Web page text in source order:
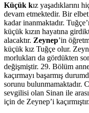
Küçük kız yaşadıklarını
devam etmektedir. Bir elbet
kadar inanmaktadır.
küçük kızın hayatına
alacaktır. Zeynep’in
küçük kız Tuğçe olur.
morlukları da gördükten
değişmiştir. 29. Bölüm
kaçırmayı başarmış
sorunu bulunmamaktadır.
sevgilisi olan Sinan ile
için de Zeynep’i kaçırmıştır.